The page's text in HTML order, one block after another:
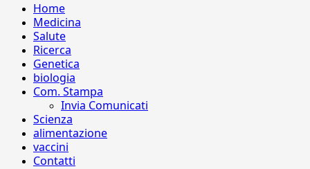
Home
Medicina
Salute
Ricerca
Genetica
biologia
Com. Stampa
Invia Comunicati
Scienza
alimentazione
vaccini
Contatti